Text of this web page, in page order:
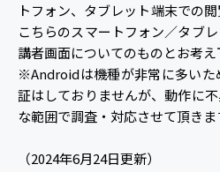
トフォン、タブレット端末での
こちらのスマートフォン／タブ
講者画面についてのものとお考え
※Androidは機種が非常に多いた
証はしておりませんが、動作に
な範囲で調査・対応させて頂きま
（2024年6月24日更新）